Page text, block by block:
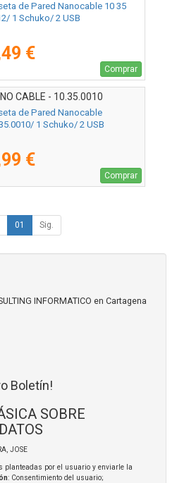
de Pared Nanocable 10 35
1 Schuko/ 2 USB
€
Comprar
CABLE - 10.35.0010
de Pared Nanocable
1 Schuko/ 2 USB
€
Comprar
01 Sig.
INFORMATICO en Cartagena
Boletín!
SOBRE
JOSE
planteadas por el usuario y enviarle la
: Consentimiento del usuario;